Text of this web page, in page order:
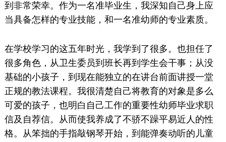
到非常荣幸。作为一名准毕业生，我深知自己身上应
当具备怎样的专业技能，和一名准幼师的专业素质。
在学校学习的这五年时光，我学到了很多。也担任了
很多角色，从卫生委员到班长再到学生会干事；从没
基础的小孩子，到现在能独立的在讲台前面讲授一堂
正规的教法课程。我很清楚自己将教育的对象是多么
可爱的孩子，也明白自己工作的重要性幼师毕业求职
信及自荐信。从而使我养成了不骄不躁平易近人的性
格。从笨拙的手指敲钢琴开始，到能弹奏动听的儿童